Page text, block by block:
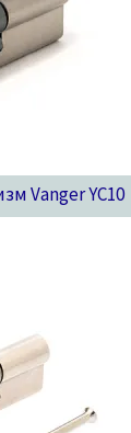
Vanger YC10